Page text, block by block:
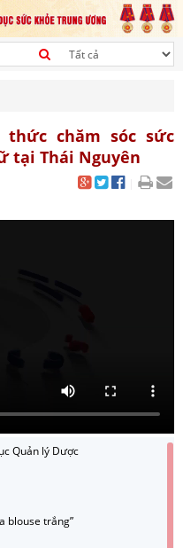
chăm sóc sức
tại Thái Nguyên
Quản lý Dược
blouse trắng”